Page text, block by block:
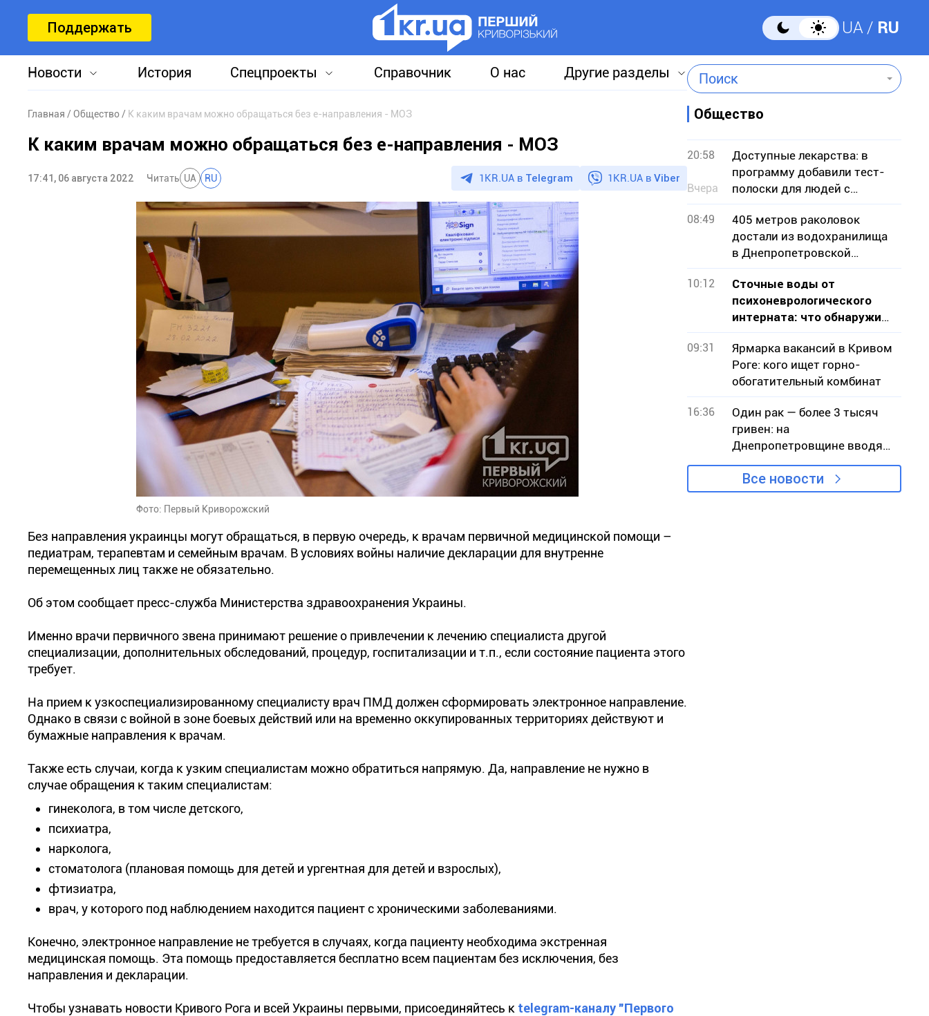
Поддержать UA RU
Новости История Спецпроекты Справочник О нас Другие разделы Поиск
Главная Общество К каким врачам можно обращаться без е-направления - МОЗ
К каким врачам можно обращаться без е-направления - МОЗ
17:41, 06 августа 2022 Читать UA RU 1KR.UA в Telegram 1KR.UA в Viber
Фото: Первый Криворожский
Без направления украинцы могут обращаться, в первую очередь, к врачам первичной медицинской помощи –
педиатрам, терапевтам и семейным врачам. В условиях войны наличие декларации для внутренне
перемещенных лиц также не обязательно.
Об этом сообщает пресс-служба Министерства здравоохранения Украины.
Именно врачи первичного звена принимают решение о привлечении к лечению специалиста другой
специализации, дополнительных обследований, процедур, госпитализации и т.п., если состояние пациента этого
требует.
На прием к узкоспециализированному специалисту врач ПМД должен сформировать электронное направление.
Однако в связи с войной в зоне боевых действий или на временно оккупированных территориях действуют и
бумажные направления к врачам.
Также есть случаи, когда к узким специалистам можно обратиться напрямую. Да, направление не нужно в
случае обращения к таким специалистам:
гинеколога, в том числе детского,
психиатра,
нарколога,
стоматолога (плановая помощь для детей и ургентная для детей и взрослых),
фтизиатра,
врач, у которого под наблюдением находится пациент с хроническими заболеваниями.
Конечно, электронное направление не требуется в случаях, когда пациенту необходима экстренная
медицинская помощь. Эта помощь предоставляется бесплатно всем пациентам без исключения, без
направления и декларации.
Чтобы узнавать новости Кривого Рога и всей Украины первыми, присоединяйтесь к telegram-каналу "Первого
Общество
20:58
Вчера
Доступные лекарства: в
программу добавили тест-
полоски для людей с
диабетом II типа
08:49
405 метров раколовок
достали из водохранилища
в Днепропетровской
области — чем они опасны
10:12
Сточные воды от
психоневрологического
интерната: что обнаружила
проверка на Криворожье
09:31
Ярмарка вакансий в Кривом
Роге: кого ищет горно-
обогатительный комбинат
16:36
Один рак — более 3 тысяч
гривен: на
Днепропетровщине вводят
запрет на отлов
Все новости